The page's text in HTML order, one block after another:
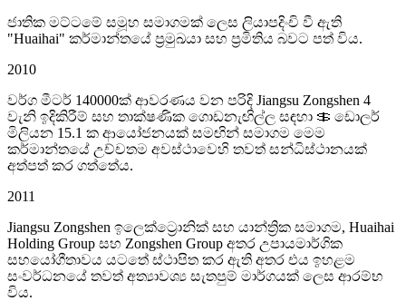
ජාතික මට්ටමේ සමූහ සමාගමක් ලෙස ලියාපදිංචි වී ඇති
"Huaihai" කර්මාන්තයේ ප්‍රමුඛයා සහ ප්‍රමිතිය බවට පත් විය.
2010
වර්ග මීටර් 140000ක් ආවරණය වන පරිදි Jiangsu Zongshen 4
වැනි ඉදිකිරීම් සහ තාක්ෂණික ගොඩනැඟිල්ල සඳහා ＄ ඩොලර්
මිලියන 15.1 ක ආයෝජනයක් සමඟින් සමාගම මෙම
කර්මාන්තයේ උච්චතම අවස්ථාවෙහි තවත් සන්ධිස්ථානයක්
අත්පත් කර ගත්තේය.
2011
Jiangsu Zongshen ඉලෙක්ට්‍රොනික් සහ යාන්ත්‍රික සමාගම, Huaihai
Holding Group සහ Zongshen Group අතර උපායමාර්ගික
සහයෝගීතාවය යටතේ ස්ථාපිත කර ඇති අතර එය ඉහළම
සංවර්ධනයේ තවත් අත්‍යාවශ්‍ය සැතපුම් මාර්ගයක් ලෙස ආරම්භ
විය.